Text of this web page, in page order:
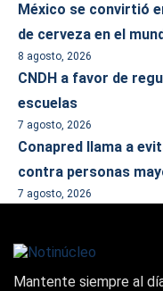
México se convirtió
de cerveza en el
8 agosto, 2026
CNDH a favor de
escuelas
7 agosto, 2026
Conapred llama a
contra personas
7 agosto, 2026
Mantente siempre al